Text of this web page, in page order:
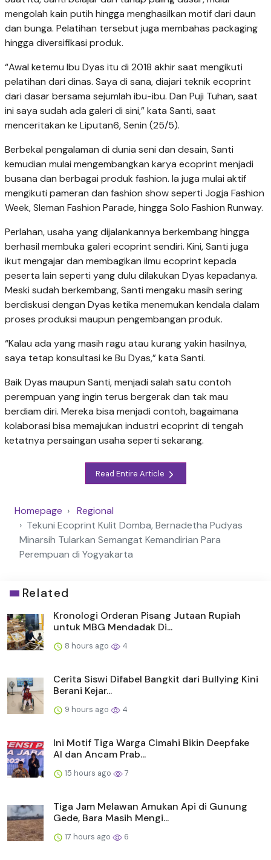
mengolah kain putih hingga menghasilkan motif dari daun
dan bunga. Pelatihan tersebut juga membahas packaging
hingga diversifikasi produk.
“Awal ketemu Ibu Dyas itu di 2018 akhir saat mengikuti
pelatihan dari dinas. Saya di sana, diajari teknik ecoprint
dari dasar bersama sejumlah ibu-ibu. Dan Puji Tuhan, saat
ini saya sudah ada galeri di sini,” kata Santi, saat
menceritakan ke Liputan6, Senin (25/5).
Berbekal pengalaman di dunia seni dan desain, Santi
kemudian mulai mengembangkan karya ecoprint menjadi
busana dan berbagai produk fashion. Ia juga mulai aktif
mengikuti pameran dan fashion show seperti Jogja Fashion
Week, Sleman Fashion Parade, hingga Solo Fashion Runway.
Perlahan, usaha yang dijalankannya berkembang hingga
berhasil membuka galeri ecoprint sendiri. Kini, Santi juga
ikut mengajar dan membagikan ilmu ecoprint kepada
peserta lain seperti yang dulu dilakukan Dyas kepadanya.
Meski sudah berkembang, Santi mengaku masih sering
berdiskusi dengan Dyas ketika menemukan kendala dalam
proses produksi maupun pengembangan produk.
“Kalau ada yang masih ragu atau kurang yakin hasilnya,
saya tetap konsultasi ke Bu Dyas,” kata Santi.
Baik Dyas maupun Santi, menjadi salah satu contoh
perempuan yang ingin terus bergerak dan tak mau
berdiam diri. Mereka bisa menjadi contoh, bagaimana
kolaborasi bisa memajukan industri ecoprint di tengah
ketatnya persaingan usaha seperti sekarang.
Read Entire Article
Homepage
Regional
Tekuni Ecoprint Kulit Domba, Bernadetha Pudyas
Minarsih Tularkan Semangat Kemandirian Para
Perempuan di Yogyakarta
Related
Kronologi Orderan Pisang Jutaan Rupiah
untuk MBG Mendadak Di...
8 hours ago 4
Cerita Siswi Difabel Bangkit dari Bullying Kini
Berani Kejar...
9 hours ago 4
Ini Motif Tiga Warga Cimahi Bikin Deepfake
AI dan Ancam Prab...
15 hours ago 7
Tiga Jam Melawan Amukan Api di Gunung
Gede, Bara Masih Mengi...
17 hours ago 6